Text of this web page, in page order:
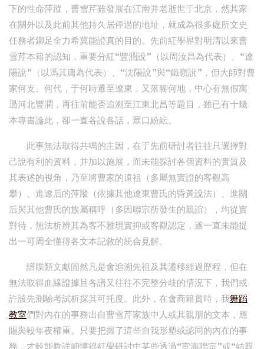
下的性命萍蹤，曹雪芹雖發展在江南并老逝世于北京，然其家
在關外以及此前其他持久居停過的地址，就成為很多處所文史
任務者鉚足全力希冀能證真的目的。先前紅學界對明清以來曹
雪芹本籍的認知，重要分紅“豐潤說”（以周汝昌為代表）、“遼
陽說”（以馮其庸為代表）、“沈陽說”與“鐵嶺說”，但大師對曹
家何支、何代，于何時遷至遼東，又落腳何地，中心有無假寓
過河北豐潤，再往前能否追溯至江東北昌等題目，雖已有十幾
本專書論此，卻一直各說各話，眾口紛紜。
此事無法取得共鳴的主因，在于先前研討者往往只選擇對
己說有利的資料，并加以施展，而未能探討各個資料的實質及
其表述的視角，乃至將曹家的遠祖（多屬無實證的客觀高
攀）、進遼后的萍蹤（依據其他遼東曹氏的昏黃說法）、進關
后與其他曹氏的族屬稱呼（多因聯宗所發生的親誼），均從實
對待，無法析辨其為客不雅現實抑或客觀認定，遂一直未能提
出一可周全懂得各文本記敘的統合見解。
譜牒類文獻固然凡是會追溯先祖及其遷移經過歷程，但在
無法取得血緣證據且各譜又往往不完整分歧的情況下，我們或
許該先測驗考試析探其可托度。此外，在會商籍貫時，我舞蹈
教室們對內在的事務出自曹雪芹家族中人或其親朋的文本，應
賜與較年夜權重。只要把握了這些自我形塑或認同的內在的事